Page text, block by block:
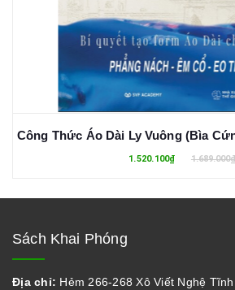
1.520.100₫ 1.689.000₫
Sách Khai Phóng
Địa chỉ: Hẻm 266-268 Xô Viết Nghệ